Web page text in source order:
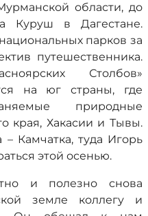
области, до
Куруш в Дагестане.
парков за
путешественника.
Столбов»
на юг страны, где
природные
края, Хакасии и Тывы.
Камчатка, туда Игорь
этой осенью.
и полезно снова
земле коллегу и